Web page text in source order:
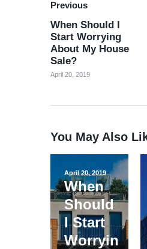
Previous
When Should I
Start Worrying
About My House
Sale?
April 20, 2019
You May Also
April 20, 2019
When
Should
I Start
Worryin